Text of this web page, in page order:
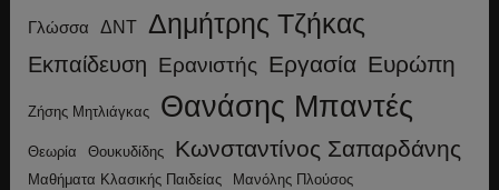
Γλώσσα ΔΝΤ Δημήτρης Τζήκας
Εκπαίδευση Ερανιστής Εργασία Ευρώπη
Ζήσης Μητλιάγκας Θανάσης Μπαντές
Θεωρία Θουκυδίδης Κωνσταντίνος Σαπαρδάνης
Μαθήματα Κλασικής Παιδείας Μανόλης Πλούσος